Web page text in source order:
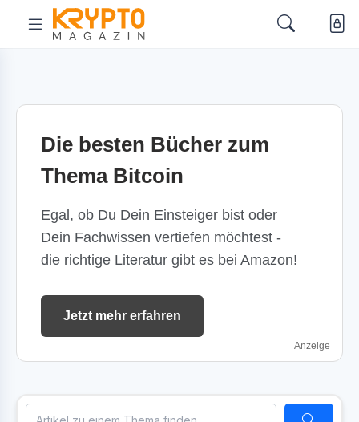
Die besten Bücher zum
Thema Bitcoin
Egal, ob Du Dein Einsteiger bist oder
Dein Fachwissen vertiefen möchtest -
die richtige Literatur gibt es bei Amazon!
Jetzt mehr erfahren
Anzeige